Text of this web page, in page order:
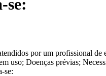
se:
por um profissional
Doenças prévias;
se: